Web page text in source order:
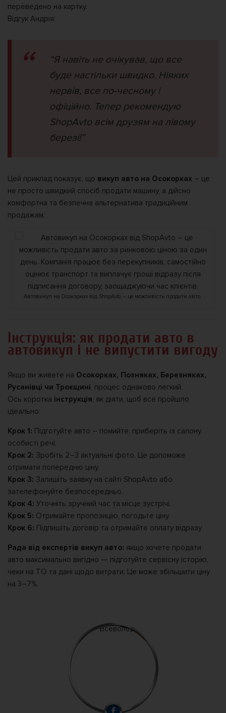
переведено на картку.
Відгук Андрія:
“Я навіть не очікував, що все
буде настільки швидко. Ніяких
нервів, все по-чесному і
офіційно. Тепер рекомендую
ShopAvto всім друзям на лівому
березі!”
Цей приклад показує, що викуп авто на Осокорках – це
не просто швидкий спосіб продати машину, а дійсно
комфортна та безпечна альтернатива традиційним
продажам.
Автовикуп на Осокорках від ShopAvto – це можливість продати авто.
Інструкція: як продати авто в
автовикуп і не випустити вигоду
Якщо ви живете на Осокорках, Позняках, Березняках,
Русанівці чи Троєщині, процес однаково легкий.
Ось коротка інструкція, як діяти, щоб все пройшло
ідеально:
Крок 1: Підготуйте авто – помийте, приберіть із салону
особисті речі.
Крок 2: Зробіть 2–3 актуальні фото. Це допоможе
отримати попередню ціну.
Крок 3: Залишіть заявку на сайті ShopAvto або
зателефонуйте безпосередньо.
Крок 4: Уточніть зручний час та місце зустрічі.
Крок 5: Отримайте пропозицію, погодьте ціну.
Крок 6: Підпишіть договір та отримайте оплату відразу
Рада від експертів викуп авто: якщо хочете продати
авто максимально вигідно — підготуйте сервісну історію,
чеки на ТО та дані щодо витрати. Це може збільшити ціну
на 3–7%.